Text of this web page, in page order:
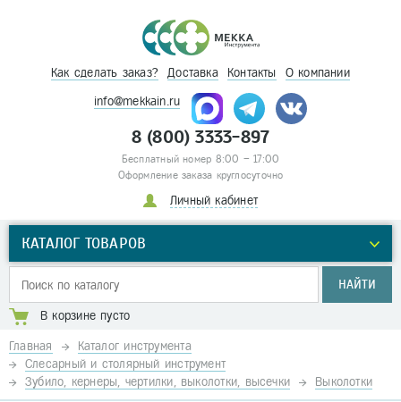
Как сделать заказ? Доставка Контакты О компании
info@mekkain.ru
8 (800) 3333-897
Бесплатный номер 8:00 – 17:00
Оформление заказа круглосуточно
Личный кабинет
КАТАЛОГ ТОВАРОВ
НАЙТИ
В корзине пусто
Главная
Каталог инструмента
Слесарный и столярный инструмент
Зубило, кернеры, чертилки, выколотки, высечки
Выколотки